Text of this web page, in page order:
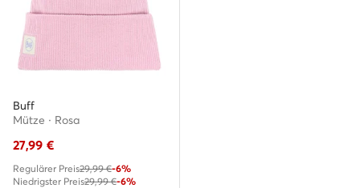
Buff
Mütze · Rosa
27,99 €
Regulärer Preis29,99 €-6%
Niedrigster Preis29,99 €-6%